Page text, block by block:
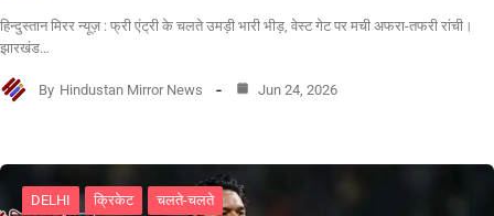
हिन्दुस्तान मिरर न्यूज़ : फ्री एंट्री के चलते उमड़ी भारी भीड़, वेस्ट गेट पर मची अफरा-तफरी रांची।
झारखंड…
By Hindustan Mirror News Jun 24, 2026
DELHI क्रिकेट चलते-चलते